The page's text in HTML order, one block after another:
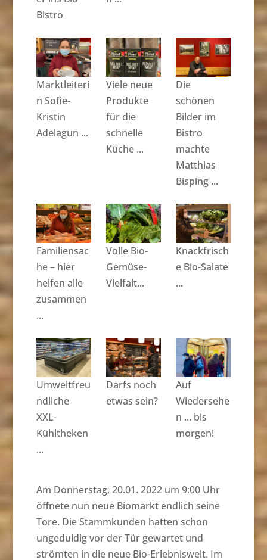
Bistro
Marktleiteri
n Sofie-
Kristin
Adelagun ...
Viele neue
Produkte
für die
schnelle
Küche ...
Die
schönen
Bilder im
Bistro
machte
Matthias
Bisping ...
Familiensac
he – hier
helfen alle
zusammen
...
Volle Bio-
Gemüse-
Vielfalt...
Knackfrisch
e Bio-Salate
...
Umweltfreu
ndliche
XXL-
Kühltheken
...
Darfs noch
etwas sein?
Auf
Wiedersehe
n ... bis
morgen!
Am Donnerstag, 20.01. 2022 um 9:00 Uhr
öffnete nun neue Biomarkt endlich seine
Tore. Die Stammkunden hatten schon
ungeduldig vor der Tür gewartet und
strömten in die neue Bio-Erlebniswelt. Im